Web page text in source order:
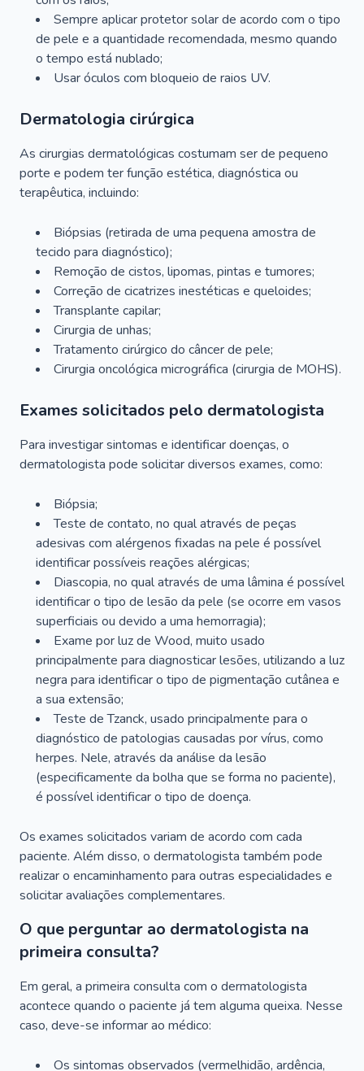
Sempre aplicar protetor solar de acordo com o tipo
de pele e a quantidade recomendada, mesmo quando
o tempo está nublado;
Usar óculos com bloqueio de raios UV.
Dermatologia cirúrgica
As cirurgias dermatológicas costumam ser de pequeno
porte e podem ter função estética, diagnóstica ou
terapêutica, incluindo:
Biópsias (retirada de uma pequena amostra de
tecido para diagnóstico);
Remoção de cistos, lipomas, pintas e tumores;
Correção de cicatrizes inestéticas e queloides;
Transplante capilar;
Cirurgia de unhas;
Tratamento cirúrgico do câncer de pele;
Cirurgia oncológica micrográfica (cirurgia de MOHS).
Exames solicitados pelo dermatologista
Para investigar sintomas e identificar doenças, o
dermatologista pode solicitar diversos exames, como:
Biópsia;
Teste de contato, no qual através de peças
adesivas com alérgenos fixadas na pele é possível
identificar possíveis reações alérgicas;
Diascopia, no qual através de uma lâmina é possível
identificar o tipo de lesão da pele (se ocorre em vasos
superficiais ou devido a uma hemorragia);
Exame por luz de Wood, muito usado
principalmente para diagnosticar lesões, utilizando a luz
negra para identificar o tipo de pigmentação cutânea e
a sua extensão;
Teste de Tzanck, usado principalmente para o
diagnóstico de patologias causadas por vírus, como
herpes. Nele, através da análise da lesão
(especificamente da bolha que se forma no paciente),
é possível identificar o tipo de doença.
Os exames solicitados variam de acordo com cada
paciente. Além disso, o dermatologista também pode
realizar o encaminhamento para outras especialidades e
solicitar avaliações complementares.
O que perguntar ao dermatologista na
primeira consulta?
Em geral, a primeira consulta com o dermatologista
acontece quando o paciente já tem alguma queixa. Nesse
caso, deve-se informar ao médico:
Os sintomas observados (vermelhidão, ardência,